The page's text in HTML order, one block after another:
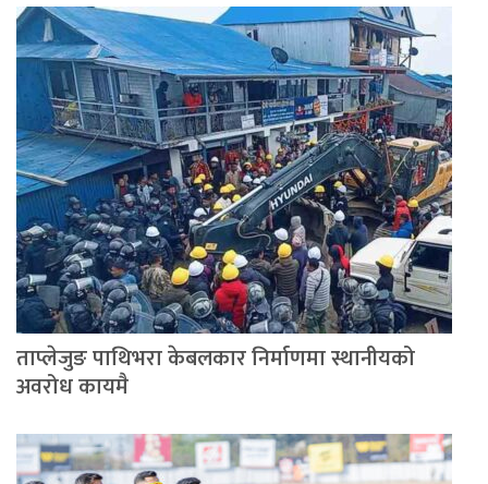
ताप्लेजुङ पाथिभरा केबलकार निर्माणमा स्थानीयको
अवरोध कायमै